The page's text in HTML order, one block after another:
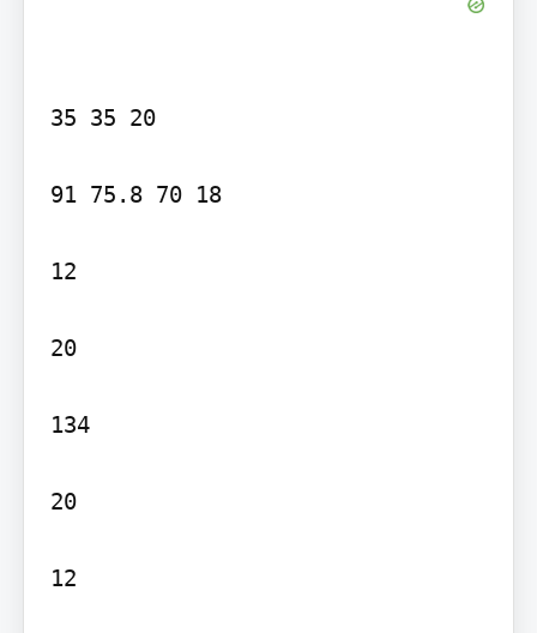
35 35 20
91 75.8 70 18
12
20
134
20
12